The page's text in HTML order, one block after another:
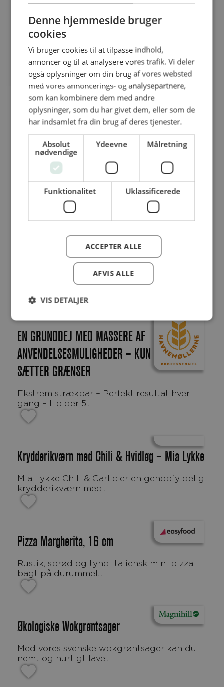
Pizza Bianco, 30 cm
som en...
Grovpaneret rødspættefilet 70-100 g
overfladen på...
Rg. dansk laks sk. 7-1000g.
Rg. dansk laks sk. 7-1000g. ASC
Surdejsbolle med sesam
EN GRUNDDEJ MED MASSERE AF
ANVENDELSESMULIGHEDER – KUN FANTASIEN
SÆTTER GRÆNSER
Ekstrem strækbar – Perfekt resultat hver
gang – Holder 5...
Krydderikværn med Chili & Hvidløg – Mia Lykke
Mia Lykke Chili & Garlic er en genopfyldelig
krydderikværn med...
Pizza Margherita, 16 cm
Rustik, sprød og tynd italiensk mini pizza
bagt på durummel....
Økologiske Wokgrøntsager
Med vores svenske wokgrøntsager kan du
nemt og hurtigt lave...
Denne hjemmeside bruger
cookies
Vi bruger cookies til at tilpasse indhold,
annoncer og til at analysere vores trafik. Vi deler
også oplysninger om din brug af vores websted
med vores annoncerings- og analysepartnere,
som kan kombinere dem med andre
oplysninger, som du har givet dem, eller som de
har indsamlet fra din brug af deres tjenester.
Absolut
nødvendige
Ydeevne Målretning
Funktionalitet Uklassificerede
ACCEPTER ALLE
AFVIS ALLE
VIS DETALJER